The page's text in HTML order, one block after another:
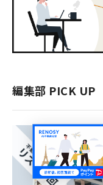
編集部 PICK UP